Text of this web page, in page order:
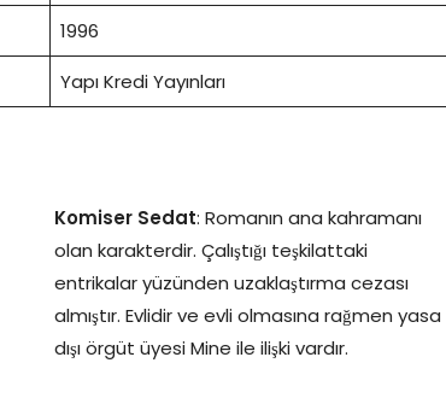
1996
Yapı Kredi Yayınları
Komiser Sedat: Romanın ana kahramanı
olan karakterdir. Çalıştığı teşkilattaki
entrikalar yüzünden uzaklaştırma cezası
almıştır. Evlidir ve evli olmasına rağmen yasa
dışı örgüt üyesi Mine ile ilişki vardır.